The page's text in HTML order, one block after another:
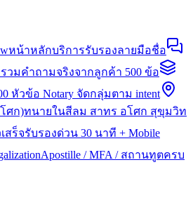
หน้าหลักบริการรับรองลายมือชื่อ
รวมคำถามจริงจากลูกค้า 500 ข้อ
หัวข้อ Notary จัดกลุ่มตาม intent
ศก)ทนายในสีลม สาทร อโศก สุขุมวิท
สร็จรับรองด่วน 30 นาที + Mobile
Apostille / MFA / สถานทูตครบ